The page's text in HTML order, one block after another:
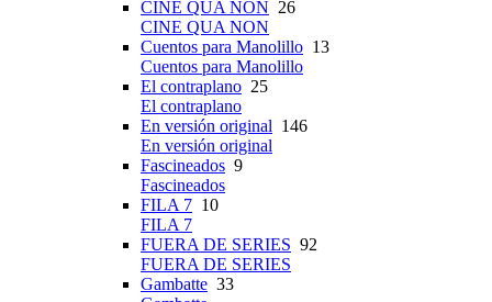
CINE QUA NON 26
CINE QUA NON
Cuentos para Manolillo 13
Cuentos para Manolillo
El contraplano 25
El contraplano
En versión original 146
En versión original
Fascineados 9
Fascineados
FILA 7 10
FILA 7
FUERA DE SERIES 92
FUERA DE SERIES
Gambatte 33